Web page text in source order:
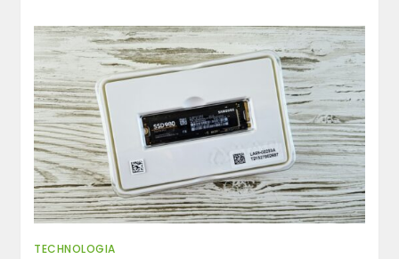
TECHNOLOGIA